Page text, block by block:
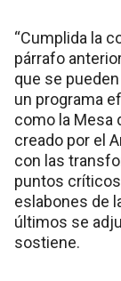
“Cumplida la
párrafo
que se
un programa
como la Mesa
creado por el
con las
puntos
eslabones de
últimos se
sostiene.